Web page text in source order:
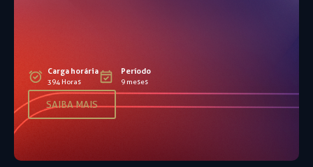
Carga horária
394 Horas
Período
9 meses
SAIBA MAIS